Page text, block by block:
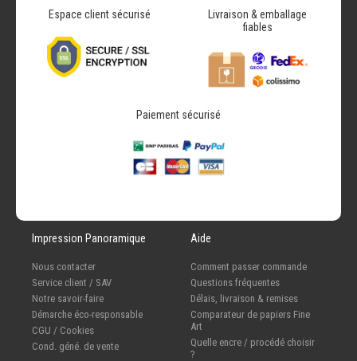
Espace client sécurisé
Livraison & emballage
fiables
Paiement sécurisé
Impression Panoramique
Nous contacter
Service client / SAV
Notre savoir-faire
Démarche éco-responsable
CGU / Cookies
Cond. géné. de vente
Aide
Comment passer commande
Questions fréquentes
Délais, livraison & remises
Comparateur de papiers Fine
Art
Quelle encre / procédé choisir
?